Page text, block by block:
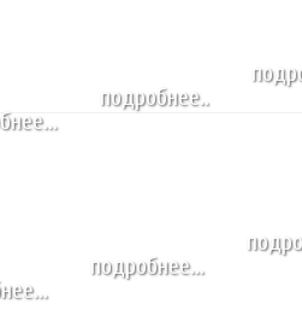
подробнее..
подробнее...